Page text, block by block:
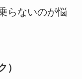
らないのが悩
）